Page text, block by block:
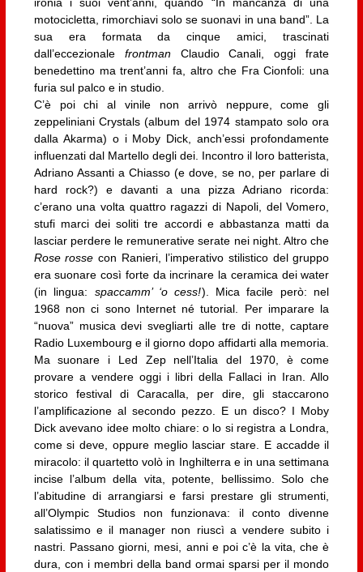
ironia i suoi vent’anni, quando “In mancanza di una
motocicletta, rimorchiavi solo se suonavi in una band”. La
sua era formata da cinque amici, trascinati
dall’eccezionale frontmanClaudio Canali, oggi frate
benedettino ma trent’anni fa, altro che Fra Cionfoli: una
furia sul palco e in studio.
C’è poi chi al vinile non arrivò neppure, come gli
zeppeliniani Crystals (album del 1974 stampato solo ora
dalla Akarma) o i Moby Dick, anch’essi profondamente
influenzati dal Martello degli dei. Incontro il loro batterista,
Adriano Assanti a Chiasso (e dove, se no, per parlare di
hard rock?) e davanti a una pizza Adriano ricorda:
c’erano una volta quattro ragazzi di Napoli, del Vomero,
stufi marci dei soliti tre accordi e abbastanza matti da
lasciar perdere le remunerative serate nei night. Altro che
Rose rosse con Ranieri, l’imperativo stilistico del gruppo
era suonare così forte da incrinare la ceramica dei water
(in lingua: spaccamm’ ‘o cess!). Mica facile però: nel
1968 non ci sono Internet né tutorial. Per imparare la
“nuova” musica devi svegliarti alle tre di notte, captare
Radio Luxembourg e il giorno dopo affidarti alla memoria.
Ma suonare i Led Zep nell’Italia del 1970, è come
provare a vendere oggi i libri della Fallaci in Iran. Allo
storico festival di Caracalla, per dire, gli staccarono
l’amplificazione al secondo pezzo. E un disco? I Moby
Dick avevano idee molto chiare: o lo si registra a Londra,
come si deve, oppure meglio lasciar stare. E accadde il
miracolo: il quartetto volò in Inghilterra e in una settimana
incise l’album della vita, potente, bellissimo. Solo che
l’abitudine di arrangiarsi e farsi prestare gli strumenti,
all’Olympic Studios non funzionava: il conto divenne
salatissimo e il manager non riuscì a vendere subito i
nastri. Passano giorni, mesi, anni e poi c’è la vita, che è
dura, con i membri della band ormai sparsi per il mondo